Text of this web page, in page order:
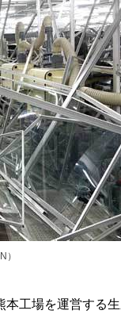
）
工場を運営する生